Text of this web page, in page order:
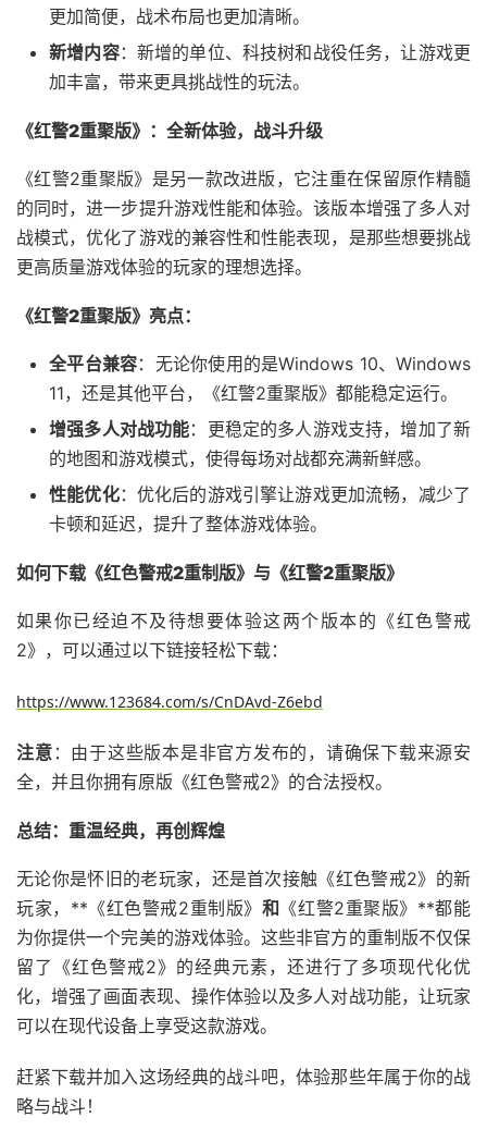
更加简便，战术布局也更加清晰。
新增内容：新增的单位、科技树和战役任务，让游戏更
加丰富，带来更具挑战性的玩法。
《红警2重聚版》：全新体验，战斗升级
《红警2重聚版》是另一款改进版，它注重在保留原作精髓
的同时，进一步提升游戏性能和体验。该版本增强了多人对
战模式，优化了游戏的兼容性和性能表现，是那些想要挑战
更高质量游戏体验的玩家的理想选择。
《红警2重聚版》亮点：
全平台兼容：无论你使用的是Windows 10、Windows
11，还是其他平台，《红警2重聚版》都能稳定运行。
增强多人对战功能：更稳定的多人游戏支持，增加了新
的地图和游戏模式，使得每场对战都充满新鲜感。
性能优化：优化后的游戏引擎让游戏更加流畅，减少了
卡顿和延迟，提升了整体游戏体验。
如何下载《红色警戒2重制版》与《红警2重聚版》
如果你已经迫不及待想要体验这两个版本的《红色警戒
2》，可以通过以下链接轻松下载：
https://www.123684.com/s/CnDAvd-Z6ebd
注意 ：由于这些版本是非官方发布的，请确保下载来源安
全，并且你拥有原版《红色警戒2》的合法授权。
总结：重温经典，再创辉煌
无论你是怀旧的老玩家，还是首次接触《红色警戒2》的新
玩家，**《红色警戒2重制版》 和 《红警2重聚版》**都能
为你提供一个完美的游戏体验。这些非官方的重制版不仅保
留了《红色警戒2》的经典元素，还进行了多项现代化优
化，增强了画面表现、操作体验以及多人对战功能，让玩家
可以在现代设备上享受这款游戏。
赶紧下载并加入这场经典的战斗吧，体验那些年属于你的战
略与战斗！